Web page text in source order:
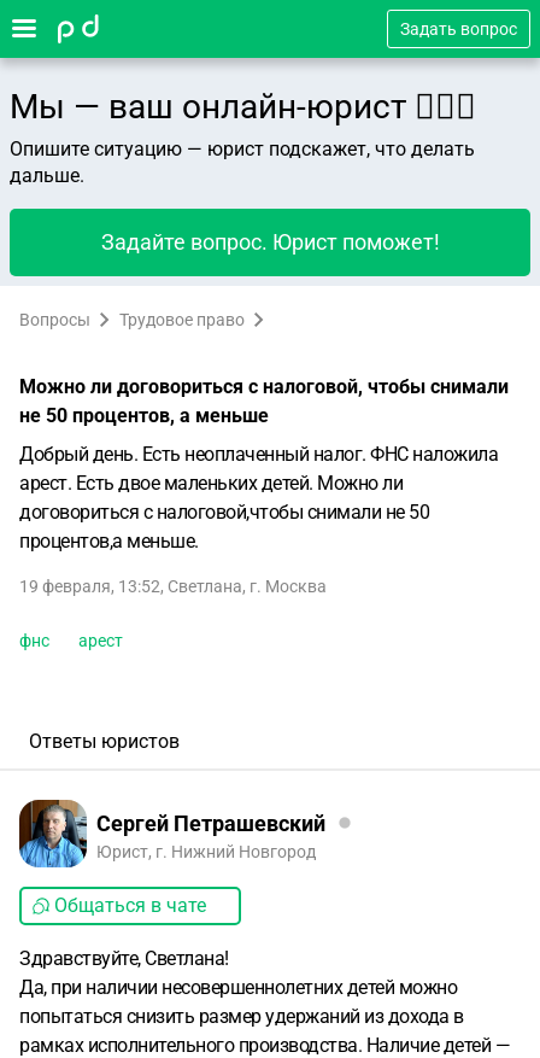
Задать вопрос
Мы — ваш онлайн-юрист 👨🏻‍⚖️
Опишите ситуацию — юрист подскажет, что делать
дальше.
Задайте вопрос. Юрист поможет!
Вопросы Трудовое право
Можно ли договориться с налоговой, чтобы снимали
не 50 процентов, а меньше
Добрый день. Есть неоплаченный налог. ФНС наложила
арест. Есть двое маленьких детей. Можно ли
договориться с налоговой,чтобы снимали не 50
процентов,а меньше.
19 февраля, 13:52, Светлана, г. Москва
фнс арест
Ответы юристов
Сергей Петрашевский
Юрист, г. Нижний Новгород
Общаться в чате
Здравствуйте, Светлана!
Да, при наличии несовершеннолетних детей можно
попытаться снизить размер удержаний из дохода в
рамках исполнительного производства. Наличие детей —